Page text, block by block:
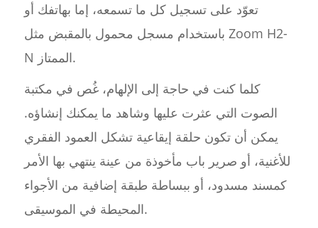
تعوّد على تسجيل كل ما تسمعه، إما بهاتفك أو
باستخدام مسجل محمول بالمقبض مثل Zoom H2-
N الممتاز.
كلما كنت في حاجة إلى الإلهام، غُص في مكتبة
الصوت التي عثرت عليها وشاهد ما يمكنك إنشاؤه.
يمكن أن تكون حلقة إيقاعية تشكل العمود الفقري
للأغنية، أو صرير باب مأخوذة من عينة ينتهي بها الأمر
كمسند مسدود، أو ببساطة طبقة إضافية من الأجواء
المحيطة في الموسيقى.